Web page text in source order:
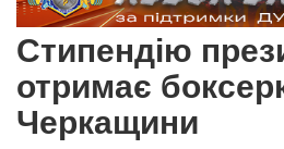
Стипендію
отримає
Черкащини